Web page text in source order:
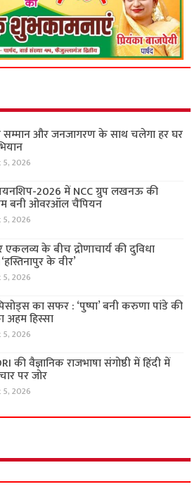
सम्मान और जनजागरण के साथ चलेगा हर घर
2026
2026 में NCC ग्रुप लखनऊ की
बनी ओवरऑल चैंपियन
2026
के बीच द्रोणाचार्य की दुविधा
के वीर’
2026
का सफर : ‘पुष्पा’ बनी करुणा पांडे की
अहम हिस्सा
2026
की वैज्ञानिक राजभाषा संगोष्ठी में हिंदी में
पर जोर
2026